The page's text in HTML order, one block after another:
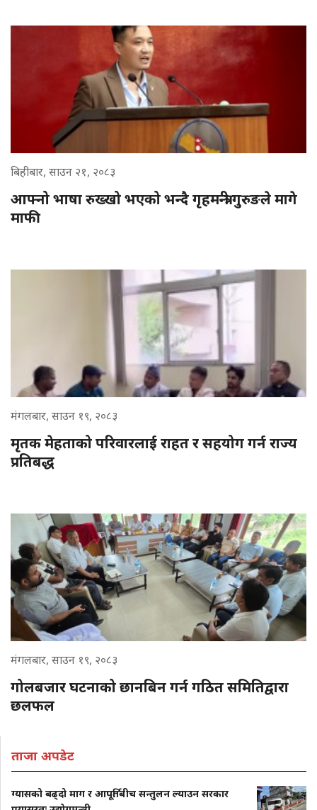
बिहीबार, साउन २१, २०८३
आफ्नो भाषा रुख्खो भएको भन्दै गृहमन्त्री गुरुङले मागे
माफी
मंगलबार, साउन १९, २०८३
मृतक मेहताको परिवारलाई राहत र सहयोग गर्न राज्य
प्रतिबद्ध
मंगलबार, साउन १९, २०८३
गोलबजार घटनाको छानबिन गर्न गठित समितिद्वारा
छलफल
ताजा अपडेट
ग्यासको बढ्दो माग र आपूर्तिबीच सन्तुलन ल्याउन सरकार